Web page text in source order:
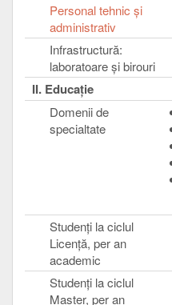
Personal tehnic şi
administrativ
Infrastructură:
laboratoare şi birouri
II. Educaţie
Domenii de
specialtate
Studenţi la ciclul
Licenţă, per an
academic
Studenţi la ciclul
Master, per an